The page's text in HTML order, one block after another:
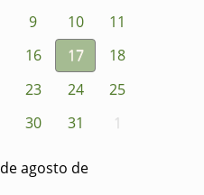
9 10
11
16 17
18
23 24
25
30 31 1
agosto de